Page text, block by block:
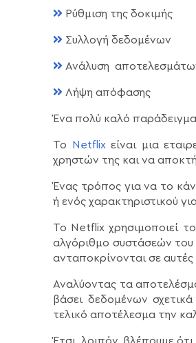
Ρύθμιση της δοκιμής
Συλλογή δεδομένων
Ανάλυση
Λήψη απόφασης
Ένα πολύ καλό
Το Netflix είναι μια
χρηστών της και να
Ένας τρόπος για να το
ή ενός χαρακτηριστικού
Το Netflix χρησιμοποιεί
αλγόριθμο συστάσεών του
ανταποκρίνονται σε αυτές
Αναλύοντας τα
βάσει δεδομένων
τελικό αποτέλεσμα την